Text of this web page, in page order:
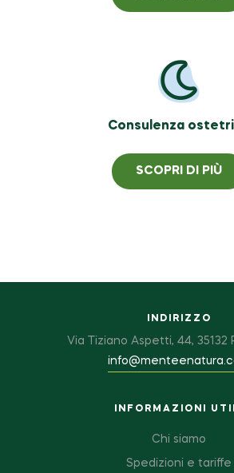
Consulenza
SCOPRI DI PIÙ
INDIRIZZO
Via Tiziano Aspetti, 44, 35132
INFORMAZIONI
Chi siamo
Spedizioni e tariffe